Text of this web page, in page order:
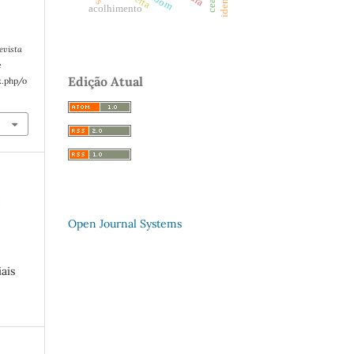
o
acolhimento
Edição Atual
Open Journal Systems